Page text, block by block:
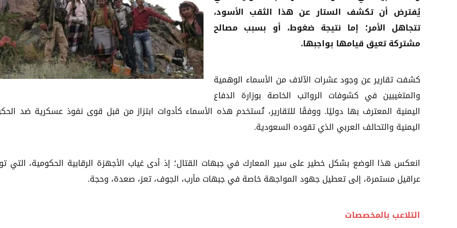
يُفترض أن تكشف الستار عن هذا الثقب الأسود،
تتجاهل الأمر؛ إما نتيجة ضغوط، أو بسبب مصالح
مشتركة تعيق قيامها بواجبها.
كشفت تقارير عن وجود عشرات الآلاف من الأسماء الوهمية
والمتغيبين في كشوفات الرواتب الخاصة بوزارة الدفاع
اليمنية المعترف بها دوليًا. ووفقًا للتقارير، تُستخدم هذه الأسماء كأدوات ابتزاز من قبل قوى نفوذ عسكرية ضد
اليمنية والتحالف العربي الذي تقوده السعودية.
انعكس هذا الوضع بشكل خطير على سير المعارك في جبهات القتال؛ إذ أدى غياب الأجهزة الرقابية الحكومية، التي
عراقيل مستمرة، إلى تعطيل جهود المواجهة خاصة في جبهات مأرب، الجوف، تعز، صعدة، وحجة.
التلاعب بالمخصصات